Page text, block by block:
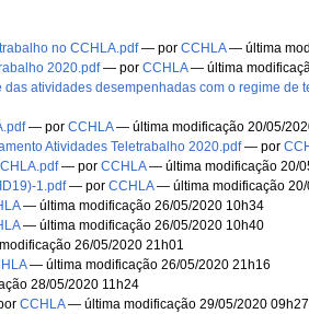
no CCHLA.pdf —porCCHLA— última
2020.pdf —porCCHLA— última
atividades desempenhadas com o regime de
—porCCHLA— última modificação 20/05/
Atividades Teletrabalho 2020.pdf —por
—porCCHLA— última modificação 20/
1.pdf —porCCHLA— última modificação 20/
— última modificação 26/05/2020 10h34
— última modificação 26/05/2020 10h40
26/05/2020 21h01
— última modificação 26/05/2020 21h16
28/05/2020 11h24
CCHLA— última modificação 29/05/2020 09h27